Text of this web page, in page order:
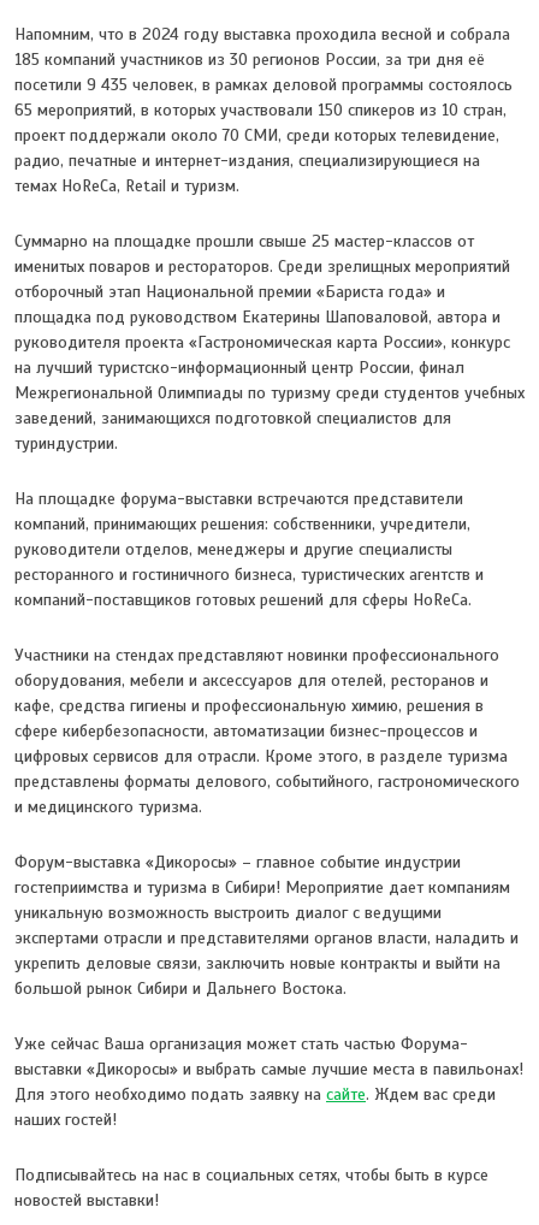
Напомним, что в 2024 году выставка проходила весной и собрала
185 компаний участников из 30 регионов России, за три дня её
посетили 9 435 человек, в рамках деловой программы состоялось
65 мероприятий, в которых участвовали 150 спикеров из 10 стран,
проект поддержали около 70 СМИ, среди которых телевидение,
радио, печатные и интернет-издания, специализирующиеся на
темах HoReCa, Retail и туризм.
Суммарно на площадке прошли свыше 25 мастер-классов от
именитых поваров и рестораторов. Среди зрелищных мероприятий
отборочный этап Национальной премии «Бариста года» и
площадка под руководством Екатерины Шаповаловой, автора и
руководителя проекта «Гастрономическая карта России», конкурс
на лучший туристско-информационный центр России, финал
Межрегиональной Олимпиады по туризму среди студентов учебных
заведений, занимающихся подготовкой специалистов для
туриндустрии.
На площадке форума-выставки встречаются представители
компаний, принимающих решения: собственники, учредители,
руководители отделов, менеджеры и другие специалисты
ресторанного и гостиничного бизнеса, туристических агентств и
компаний-поставщиков готовых решений для сферы HoReCa.
Участники на стендах представляют новинки профессионального
оборудования, мебели и аксессуаров для отелей, ресторанов и
кафе, средства гигиены и профессиональную химию, решения в
сфере кибербезопасности, автоматизации бизнес-процессов и
цифровых сервисов для отрасли. Кроме этого, в разделе туризма
представлены форматы делового, событийного, гастрономического
и медицинского туризма.
Форум-выставка «Дикоросы» – главное событие индустрии
гостеприимства и туризма в Сибири! Мероприятие дает компаниям
уникальную возможность выстроить диалог с ведущими
экспертами отрасли и представителями органов власти, наладить и
укрепить деловые связи, заключить новые контракты и выйти на
большой рынок Сибири и Дальнего Востока.
Уже сейчас Ваша организация может стать частью Форума-
выставки «Дикоросы» и выбрать самые лучшие места в павильонах!
Для этого необходимо подать заявку на сайте. Ждем вас среди
наших гостей!
Подписывайтесь на нас в социальных сетях, чтобы быть в курсе
новостей выставки!